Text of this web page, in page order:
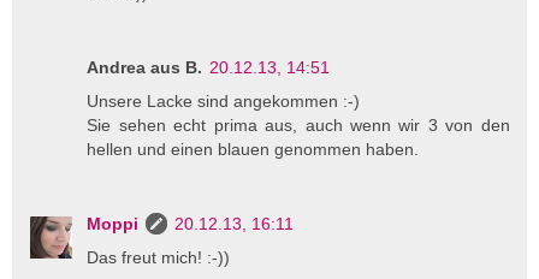
Andrea aus B. 20.12.13, 14:51
Unsere Lacke sind angekommen :-)
Sie sehen echt prima aus, auch wenn wir 3 von den
hellen und einen blauen genommen haben.
Moppi
20.12.13, 16:11
Das freut mich! :-))